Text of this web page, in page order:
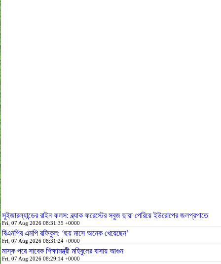
সুইজারল্যান্ডের রাইন ফলস: ব্ল্যাক ফরেস্টের সবুজ ছায়া পেরিয়ে ইউরোপের জলপ্রপাতে
Fri, 07 Aug 2026 08:31:35 +0000
বিএনপির এমপি রফিকুল: ‘ছয় মাসে অনেক খেয়েছেন’
Fri, 07 Aug 2026 08:31:24 +0000
মাস্ক পরে সাবেক শিক্ষামন্ত্রী মহিবুলের বাসায় আগুন
Fri, 07 Aug 2026 08:29:14 +0000